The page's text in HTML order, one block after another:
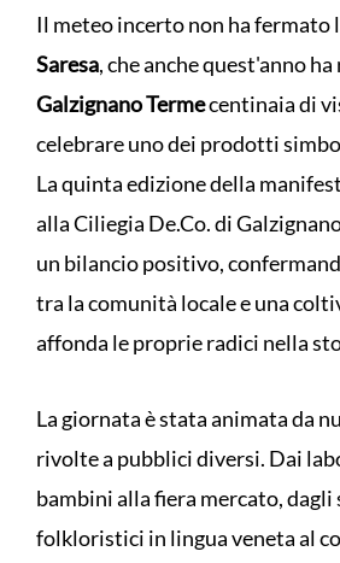
Il meteo incerto non ha fermato
Saresa, che anche quest'anno
Galzignano Termecentinaia di
celebrare uno dei prodotti
La quinta edizione della
alla Ciliegia De.Co. di
un bilancio positivo,
tra la comunità locale e una
affonda le proprie radici nella
La giornata è stata animata da
rivolte a pubblici diversi. Dai
bambini alla fiera mercato,
folkloristici in lingua veneta al